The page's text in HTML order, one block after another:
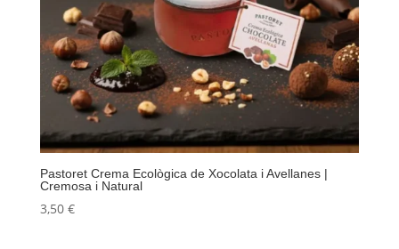
Pastoret Crema Ecològica de Xocolata i Avellanes |
Cremosa i Natural
3,50 €